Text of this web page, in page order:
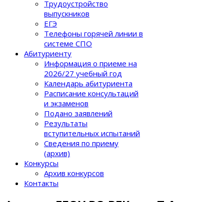
Трудоустройство
выпускников
ЕГЭ
Телефоны горячей линии в
системе СПО
Абитуриенту
Информация о приеме на
2026/27 учебный год
Календарь абитуриента
Расписание консультаций
и экзаменов
Подано заявлений
Результаты
вступительных испытаний
Сведения по приему
(архив)
Конкурсы
Архив конкурсов
Контакты